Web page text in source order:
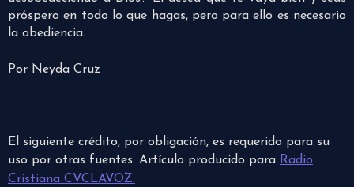
próspero en todo lo que hagas, pero para ello es necesario
la obediencia.
Por Neyda Cruz
El siguiente crédito, por obligación, es requerido para su
uso por otras fuentes: Artículo producido para Radio
Cristiana CVCLAVOZ.